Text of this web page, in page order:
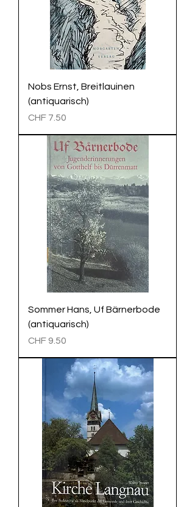
Nobs Ernst, Breitlauinen
(antiquarisch)
Preis
CHF 7.50
Sommer Hans, Uf Bärnerbode
(antiquarisch)
Preis
CHF 9.50